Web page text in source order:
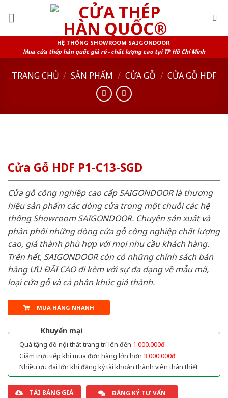
HỆ THỐNG SHOWROOM SAIGONDOOR
Mua cửa thép hàn quốc giá rẻ - chất lượng cao tại TP Hồ Chí Minh
TRANG CHỦ / SẢN PHẨM / CỬA GỖ / CỬA GỖ HDF
Cửa Gỗ HDF P1-C13-SGD
Cửa gỗ công nghiệp cao cấp SAIGONDOOR là thương
hiệu sản phẩm các dòng cửa trong một chuỗi các hệ
thống Showroom SAIGONDOOR. Chuyên sản xuất và
phân phối những dòng cửa gỗ công nghiệp chất lượng
cao, giá thành phù hợp với mọi nhu cầu khách hàng.
Trên hết, SAIGONDOOR còn có những chính sách bán
hàng ƯU ĐÃI CAO đi kèm với sự đa dạng về mẫu mã,
loại cửa gỗ và cả phân khúc giá thành.
MUA HÀNG NHANH
Khuyến mại
Quà tặng đồ nội thất trang trí lên đến 1.000.000đ
Giảm trực tiếp khi mua đơn hàng lớn hơn 3.000.000đ
Nhiều ưu đãi lớn khi đăng ký tài khoản thành viên thân thiết
TẢI BẢNG GIÁ ĐĂNG KÝ TƯ VẤN